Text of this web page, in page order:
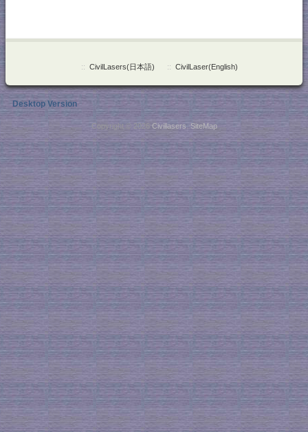
:: CivilLasers(日本語) :: CivilLaser(English)
Desktop Version
Copyright © 2026 Civillasers. SiteMap